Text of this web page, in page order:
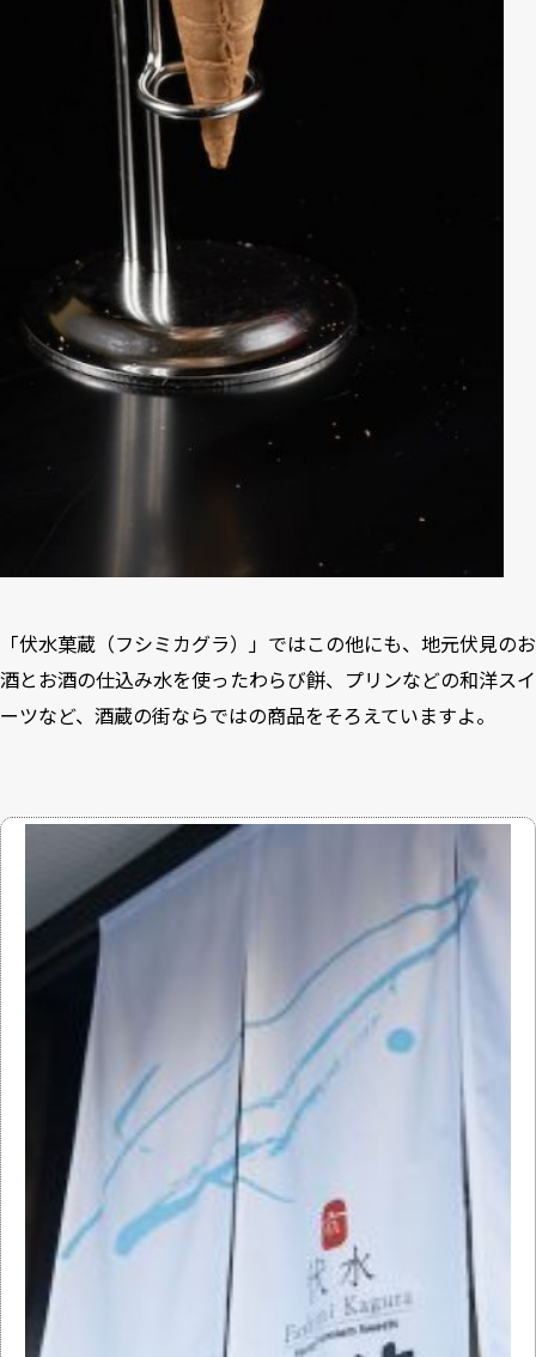
「伏水菓蔵（フシミカグラ）」ではこの他にも、地元伏見のお
酒とお酒の仕込み水を使ったわらび餅、プリンなどの和洋スイ
ーツなど、酒蔵の街ならではの商品をそろえていますよ。